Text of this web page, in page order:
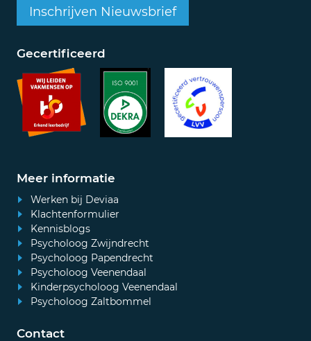
Inschrijven Nieuwsbrief
Gecertificeerd
Meer informatie
Werken bij Deviaa
Klachtenformulier
Kennisblogs
Psycholoog Zwijndrecht
Psycholoog Papendrecht
Psycholoog Veenendaal
Kinderpsycholoog Veenendaal
Psycholoog Zaltbommel
Contact